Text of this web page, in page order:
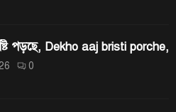
পড়ছে, Dekho aaj bristi porche,
0